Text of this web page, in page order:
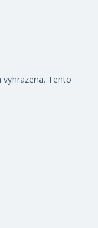
vyhrazena. Tento